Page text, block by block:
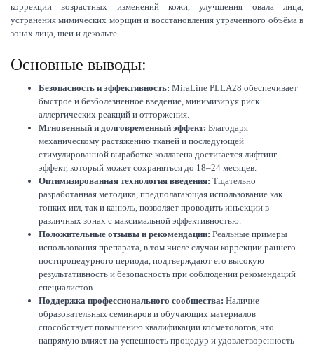
коррекции возрастных изменений кожи, улучшения овала лица,
устранения мимических морщин и восстановления утраченного объёма в
зонах лица, шеи и декольте.
Основные выводы:
Безопасность и эффективность: MiraLine PLLA28 обеспечивает
быстрое и безболезненное введение, минимизируя риск
аллергических реакций и отторжения.
Мгновенный и долговременный эффект: Благодаря
механическому растяжению тканей и последующей
стимулированной выработке коллагена достигается лифтинг-
эффект, который может сохраняться до 18–24 месяцев.
Оптимизированная технология введения: Тщательно
разработанная методика, предполагающая использование как
тонких игл, так и канюль, позволяет проводить инъекции в
различных зонах с максимальной эффективностью.
Положительные отзывы и рекомендации: Реальные примеры
использования препарата, в том числе случаи коррекции раннего
постпроцедурного периода, подтверждают его высокую
результативность и безопасность при соблюдении рекомендаций
специалистов.
Поддержка профессионального сообщества: Наличие
образовательных семинаров и обучающих материалов
способствует повышению квалификации косметологов, что
напрямую влияет на успешность процедур и удовлетворенность